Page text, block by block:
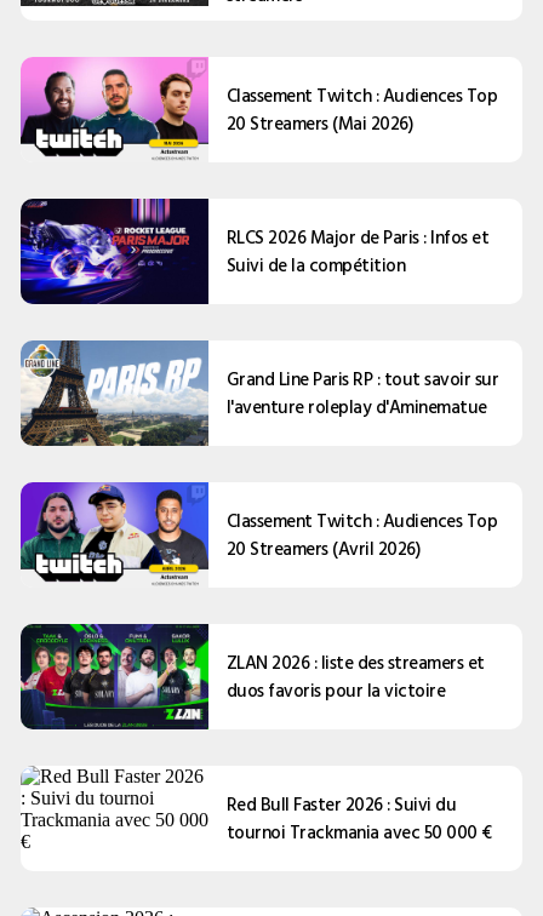
Classement Twitch : Audiences Top
20 Streamers (Mai 2026)
RLCS 2026 Major de Paris : Infos et
Suivi de la compétition
Grand Line Paris RP : tout savoir sur
l'aventure roleplay d'Aminematue
Classement Twitch : Audiences Top
20 Streamers (Avril 2026)
ZLAN 2026 : liste des streamers et
duos favoris pour la victoire
Red Bull Faster 2026 : Suivi du
tournoi Trackmania avec 50 000 €